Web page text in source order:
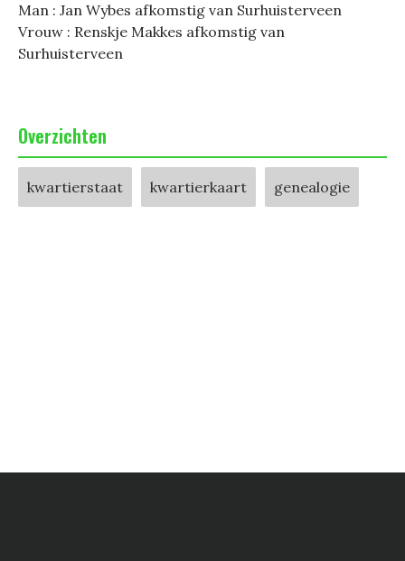
Man : Jan Wybes afkomstig van Surhuisterveen
Vrouw : Renskje Makkes afkomstig van
Surhuisterveen
Overzichten
kwartierstaat kwartierkaart genealogie